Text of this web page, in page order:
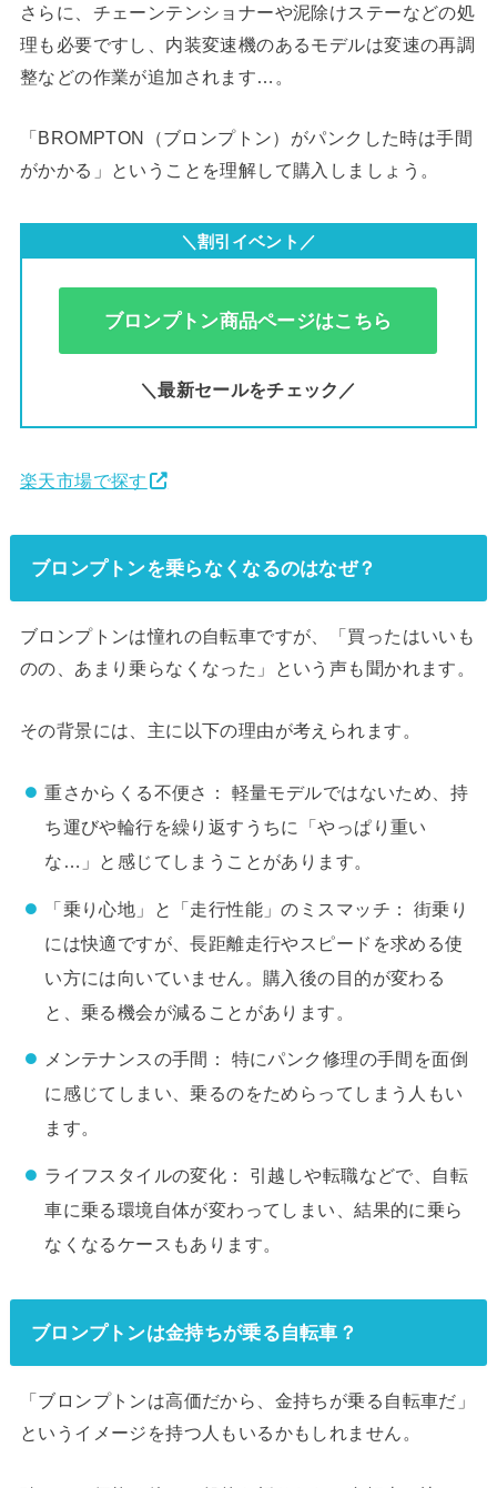
さらに、チェーンテンショナーや泥除けステーなどの処
理も必要ですし、内装変速機のあるモデルは変速の再調
整などの作業が追加されます…。
「BROMPTON（ブロンプトン）がパンクした時は手間
がかかる」ということを理解して購入しましょう。
＼割引イベント／
ブロンプトン商品ページはこちら
＼最新セールをチェック／
楽天市場で探す
ブロンプトンを乗らなくなるのはなぜ？
ブロンプトンは憧れの自転車ですが、「買ったはいいも
のの、あまり乗らなくなった」という声も聞かれます。
その背景には、主に以下の理由が考えられます。
重さからくる不便さ： 軽量モデルではないため、持
ち運びや輪行を繰り返すうちに「やっぱり重い
な…」と感じてしまうことがあります。
「乗り心地」と「走行性能」のミスマッチ： 街乗り
には快適ですが、長距離走行やスピードを求める使
い方には向いていません。購入後の目的が変わる
と、乗る機会が減ることがあります。
メンテナンスの手間： 特にパンク修理の手間を面倒
に感じてしまい、乗るのをためらってしまう人もい
ます。
ライフスタイルの変化： 引越しや転職などで、自転
車に乗る環境自体が変わってしまい、結果的に乗ら
なくなるケースもあります。
ブロンプトンは金持ちが乗る自転車？
「ブロンプトンは高価だから、金持ちが乗る自転車だ」
というイメージを持つ人もいるかもしれません。